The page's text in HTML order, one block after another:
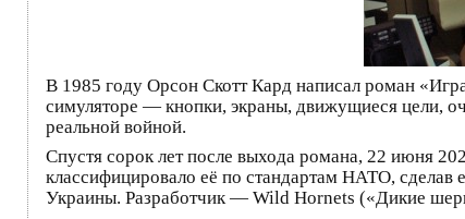
В 1985 году Орсон Скотт Кард написал роман
симуляторе — кнопки, экраны, движущиеся цели,
реальной войной.
Спустя сорок лет после выхода романа, 22 июня
классифицировало её по стандартам НАТО,
Украины. Разработчик — Wild Hornets («Дикие